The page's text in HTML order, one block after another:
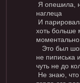
Я опешила,
наглеца
И
хоть больше
Это был
не пиписька
чуть не до
Не знаю,